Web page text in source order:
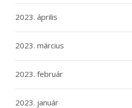
2023. április
2023. március
2023. február
2023. január